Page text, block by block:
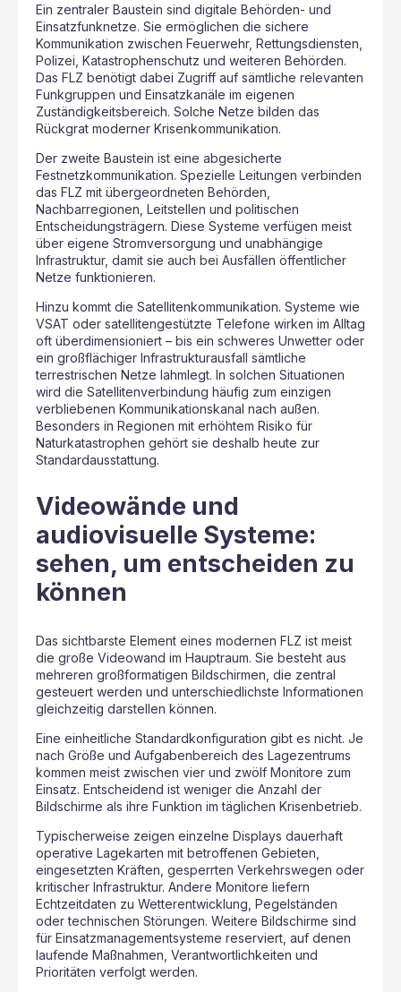
Ein zentraler Baustein sind digitale Behörden- und
Einsatzfunknetze. Sie ermöglichen die sichere
Kommunikation zwischen Feuerwehr, Rettungsdiensten,
Polizei, Katastrophenschutz und weiteren Behörden.
Das FLZ benötigt dabei Zugriff auf sämtliche relevanten
Funkgruppen und Einsatzkanäle im eigenen
Zuständigkeitsbereich. Solche Netze bilden das
Rückgrat moderner Krisenkommunikation.
Der zweite Baustein ist eine abgesicherte
Festnetzkommunikation. Spezielle Leitungen verbinden
das FLZ mit übergeordneten Behörden,
Nachbarregionen, Leitstellen und politischen
Entscheidungsträgern. Diese Systeme verfügen meist
über eigene Stromversorgung und unabhängige
Infrastruktur, damit sie auch bei Ausfällen öffentlicher
Netze funktionieren.
Hinzu kommt die Satellitenkommunikation. Systeme wie
VSAT oder satellitengestützte Telefone wirken im Alltag
oft überdimensioniert – bis ein schweres Unwetter oder
ein großflächiger Infrastrukturausfall sämtliche
terrestrischen Netze lahmlegt. In solchen Situationen
wird die Satellitenverbindung häufig zum einzigen
verbliebenen Kommunikationskanal nach außen.
Besonders in Regionen mit erhöhtem Risiko für
Naturkatastrophen gehört sie deshalb heute zur
Standardausstattung.
Videowände und
audiovisuelle Systeme:
sehen, um entscheiden zu
können
Das sichtbarste Element eines modernen FLZ ist meist
die große Videowand im Hauptraum. Sie besteht aus
mehreren großformatigen Bildschirmen, die zentral
gesteuert werden und unterschiedlichste Informationen
gleichzeitig darstellen können.
Eine einheitliche Standardkonfiguration gibt es nicht. Je
nach Größe und Aufgabenbereich des Lagezentrums
kommen meist zwischen vier und zwölf Monitore zum
Einsatz. Entscheidend ist weniger die Anzahl der
Bildschirme als ihre Funktion im täglichen Krisenbetrieb.
Typischerweise zeigen einzelne Displays dauerhaft
operative Lagekarten mit betroffenen Gebieten,
eingesetzten Kräften, gesperrten Verkehrswegen oder
kritischer Infrastruktur. Andere Monitore liefern
Echtzeitdaten zu Wetterentwicklung, Pegelständen
oder technischen Störungen. Weitere Bildschirme sind
für Einsatzmanagementsysteme reserviert, auf denen
laufende Maßnahmen, Verantwortlichkeiten und
Prioritäten verfolgt werden.